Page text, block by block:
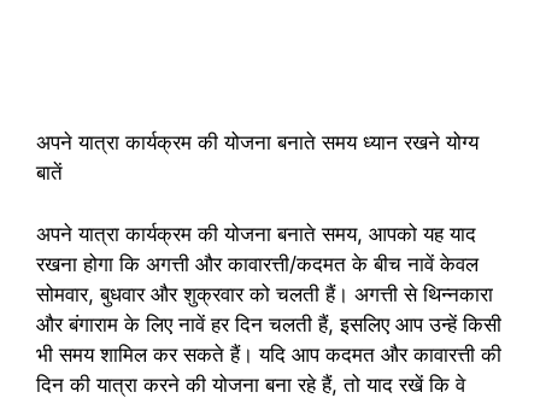
अपने यात्रा कार्यक्रम की योजना बनाते समय ध्यान रखने योग्य
बातें
अपने यात्रा कार्यक्रम की योजना बनाते समय, आपको यह याद
रखना होगा कि अगत्ती और कावारत्ती/कदमत के बीच नावें केवल
सोमवार, बुधवार और शुक्रवार को चलती हैं। अगत्ती से थिन्नकारा
और बंगाराम के लिए नावें हर दिन चलती हैं, इसलिए आप उन्हें किसी
भी समय शामिल कर सकते हैं। यदि आप कदमत और कावारत्ती की
दिन की यात्रा करने की योजना बना रहे हैं, तो याद रखें कि वे